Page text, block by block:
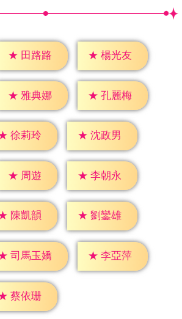
★ 田路路 ★ 楊光友
★ 雅典娜 ★ 孔麗梅
徐莉玲 ★ 沈政男
★ 周遊 ★ 李朝永
陳凱韻 ★ 劉鑾雄
司馬玉嬌 ★ 李亞萍
蔡依珊